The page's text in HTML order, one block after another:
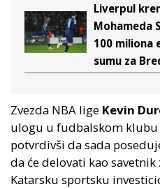
Liverpul
Mohameda
100 miliona
sumu za
Zvezda NBA lige Kevin
ulogu u fudbalskom klubu
potvrdivši da sada
da će delovati kao
Katarsku sportsku